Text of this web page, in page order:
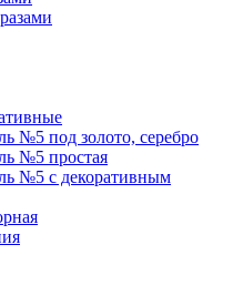
№5 под золото, серебро
№5 простая
№5 с декоративным